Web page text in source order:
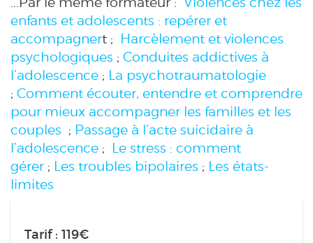
enfants et adolescents : repérer et
accompagnert ; Harcèlement et violences
psychologiques ; Conduites addictives à
l’adolescence ; La psychotraumatologie
; Comment écouter, entendre et comprendre
pour mieux accompagner les familles et les
couples ; Passage à l’acte suicidaire à
l’adolescence ; Le stress : comment
gérer ; Les troubles bipolaires ; Les états-
limites
Tarif : 119€